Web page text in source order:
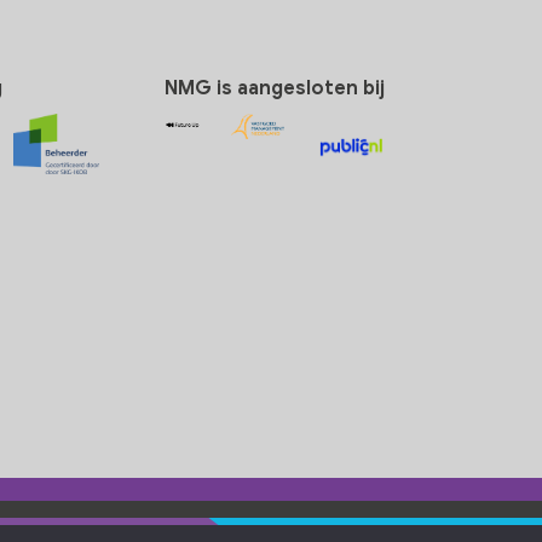
NMG is aangesloten bij